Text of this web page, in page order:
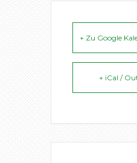
+ Zu Google
+ iCal /